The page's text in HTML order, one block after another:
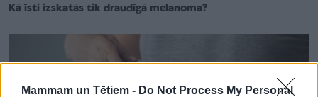
Mammam un Tētiem - Do Not Process My Personal
Kā īsti izskatās tik draudīgā melanoma?